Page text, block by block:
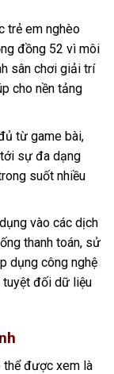
trẻ em nghèo
đồng 52 vì môi
sân chơi giải trí
cho nền tảng
từ game bài,
sự đa dạng
suốt nhiều
vào các dịch
thanh toán, sử
dụng công nghệ
tuyệt đối dữ liệu
thể được xem là